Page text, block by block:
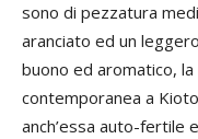
sono di pezzatura
aranciato ed un
buono ed aromatico,
contemporanea a
anch’essa auto-fertile